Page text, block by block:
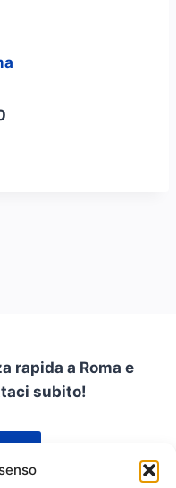
rapida a Roma e
subito!